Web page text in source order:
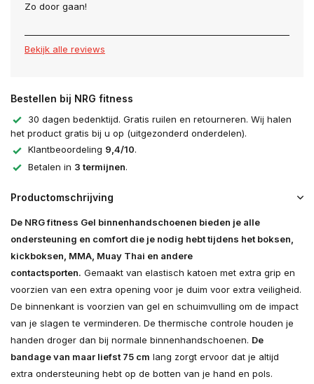
Zo door gaan!
Bekijk alle reviews
Bestellen bij NRG fitness
30 dagen bedenktijd. Gratis ruilen en retourneren. Wij halen
het product gratis bij u op (uitgezonderd onderdelen).
Klantbeoordeling 9,4/10.
Betalen in 3 termijnen.
Productomschrijving
De NRG fitness Gel binnenhandschoenen bieden je alle
ondersteuning en comfort die je nodig hebt tijdens het boksen,
kickboksen, MMA, Muay Thai en andere
contactsporten. Gemaakt van elastisch katoen met extra grip en
voorzien van een extra opening voor je duim voor extra veiligheid.
De binnenkant is voorzien van gel en schuimvulling om de impact
van je slagen te verminderen. De thermische controle houden je
handen droger dan bij normale binnenhandschoenen. De
bandage van maar liefst 75 cm lang zorgt ervoor dat je altijd
extra ondersteuning hebt op de botten van je hand en pols.